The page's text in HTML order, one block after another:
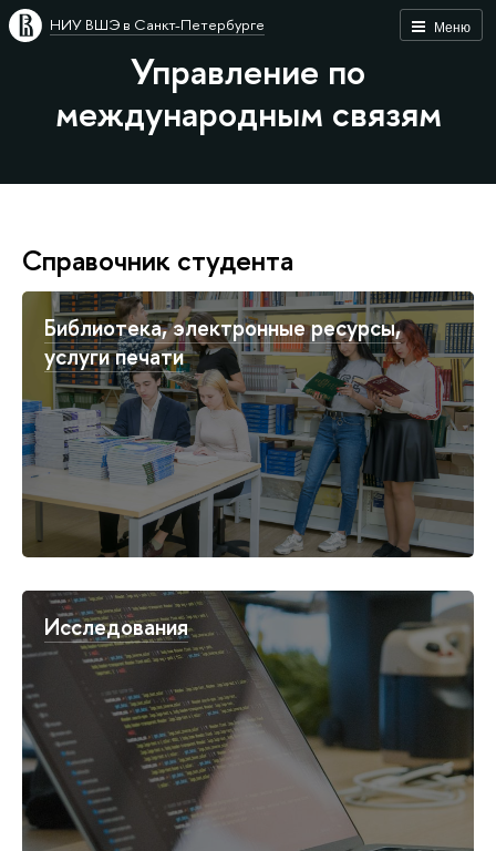
Меню
НИУ ВШЭ в Санкт-Петербурге
Управление по
международным связям
Cправочник студента
Библиотека, электронные ресурсы,
услуги печати
Исследования